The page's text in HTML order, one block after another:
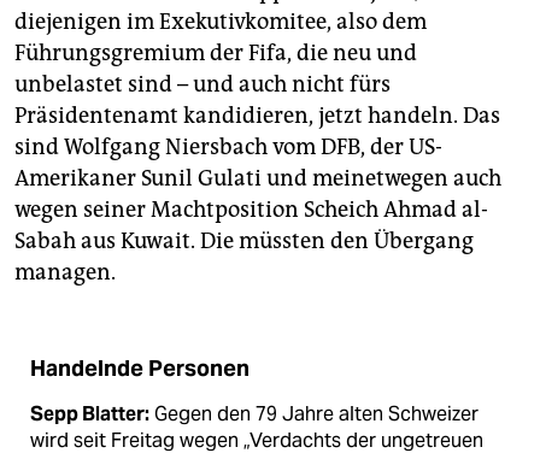
diejenigen im Exekutivkomitee, also dem
Führungsgremium der Fifa, die neu und
unbelastet sind – und auch nicht fürs
Präsidentenamt kandidieren, jetzt handeln. Das
sind Wolfgang Niersbach vom DFB, der US-
Amerikaner Sunil Gulati und meinetwegen auch
wegen seiner Machtposition Scheich Ahmad al-
Sabah aus Kuwait. Die müssten den Übergang
managen.
Handelnde Personen
Sepp Blatter:Gegen den 79 Jahre alten Schweizer
wird seit Freitag wegen „Verdachts der ungetreuen